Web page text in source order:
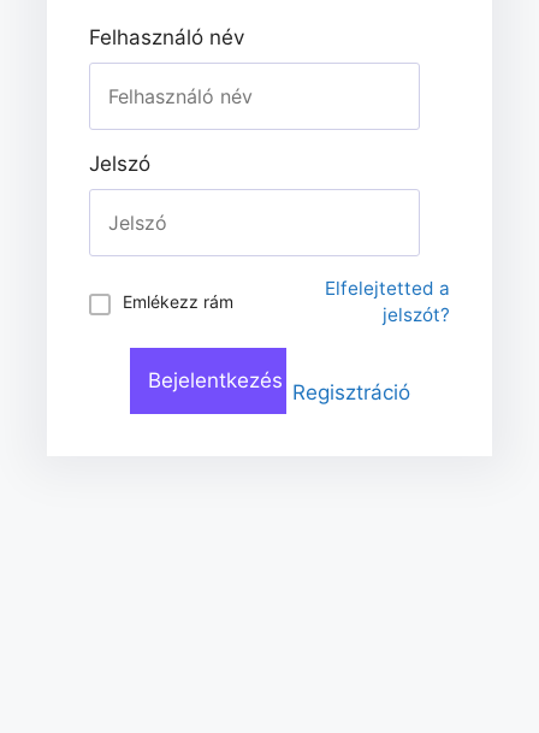
Felhasználó név
Jelszó
Emlékezz rám
Elfelejtetted a
jelszót?
Regisztráció